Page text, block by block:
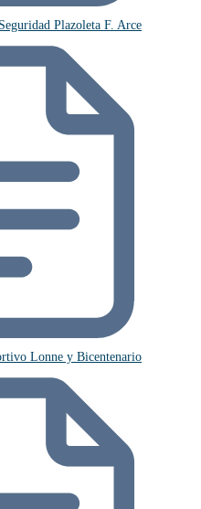
Plazoleta F. Arce
Lonne y Bicentenario